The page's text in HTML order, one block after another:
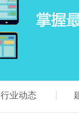
行业动态